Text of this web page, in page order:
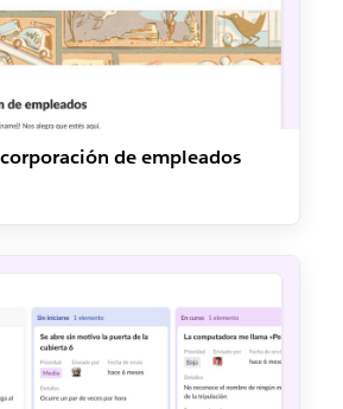
de empleados